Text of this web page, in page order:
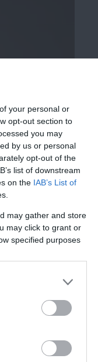
your personal or
opt-out section to
you may
by us or personal
opt-out of the
list of downstream
on the IAB’s List of
may gather and store
may click to grant or
specified purposes